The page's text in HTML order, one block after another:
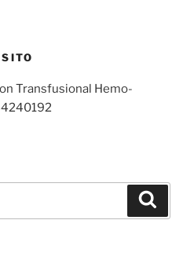
Transfusional Hemo-